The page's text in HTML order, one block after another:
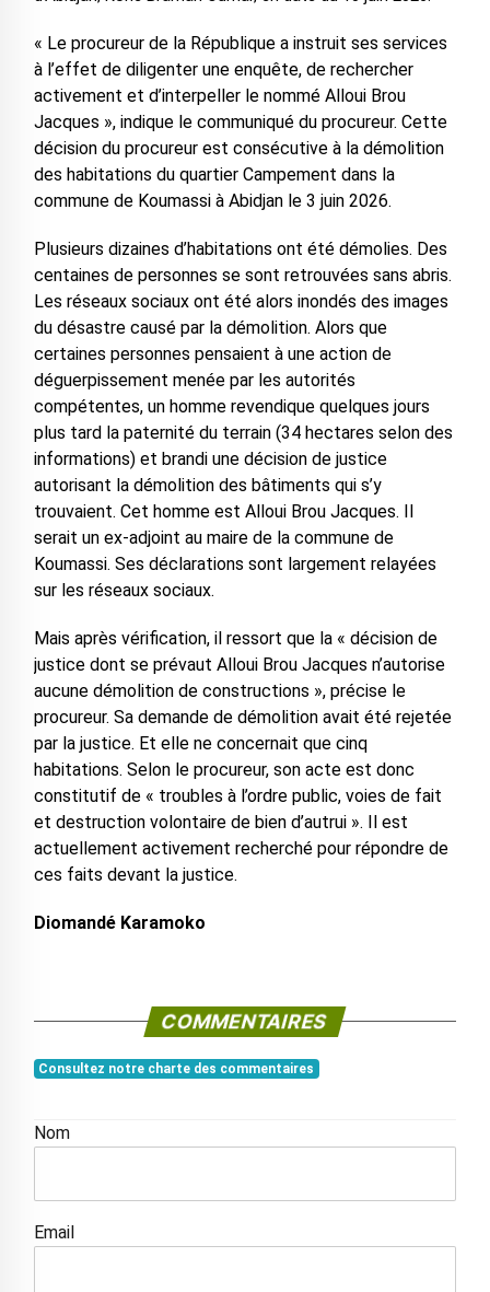
« Le procureur de la République a instruit ses services
à l’effet de diligenter une enquête, de rechercher
activement et d’interpeller le nommé Alloui Brou
Jacques », indique le communiqué du procureur. Cette
décision du procureur est consécutive à la démolition
des habitations du quartier Campement dans la
commune de Koumassi à Abidjan le 3 juin 2026.
Plusieurs dizaines d’habitations ont été démolies. Des
centaines de personnes se sont retrouvées sans abris.
Les réseaux sociaux ont été alors inondés des images
du désastre causé par la démolition. Alors que
certaines personnes pensaient à une action de
déguerpissement menée par les autorités
compétentes, un homme revendique quelques jours
plus tard la paternité du terrain (34 hectares selon des
informations) et brandi une décision de justice
autorisant la démolition des bâtiments qui s’y
trouvaient. Cet homme est Alloui Brou Jacques. Il
serait un ex-adjoint au maire de la commune de
Koumassi. Ses déclarations sont largement relayées
sur les réseaux sociaux.
Mais après vérification, il ressort que la « décision de
justice dont se prévaut Alloui Brou Jacques n’autorise
aucune démolition de constructions », précise le
procureur. Sa demande de démolition avait été rejetée
par la justice. Et elle ne concernait que cinq
habitations. Selon le procureur, son acte est donc
constitutif de « troubles à l’ordre public, voies de fait
et destruction volontaire de bien d’autrui ». Il est
actuellement activement recherché pour répondre de
ces faits devant la justice.
Diomandé Karamoko
COMMENTAIRES
Consultez notre charte des commentaires
Nom
Email